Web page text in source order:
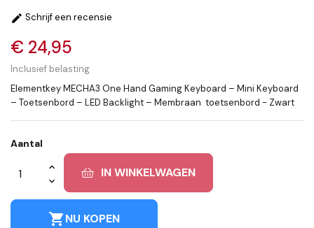
 Schrijf een recensie
€ 24,95
Inclusief belasting
Elementkey MECHA3 One Hand Gaming Keyboard – Mini Keyboard
– Toetsenbord – LED Backlight – Membraan toetsenbord - Zwart
Aantal
IN WINKELWAGEN
shopping_cartNU KOPEN